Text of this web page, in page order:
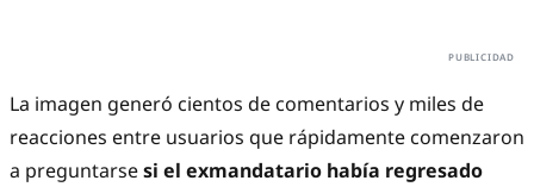
La imagen generó cientos de comentarios y miles de
reacciones entre usuarios que rápidamente comenzaron
a preguntarsesi el exmandatario había regresado